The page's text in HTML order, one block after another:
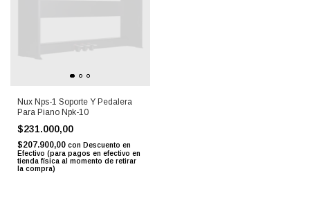
Nux Nps-1 Soporte Y Pedalera
Para Piano Npk-10
$231.000,00
$207.900,00 con Descuento en
Efectivo (para pagos en efectivo en
tienda física al momento de retirar
la compra)